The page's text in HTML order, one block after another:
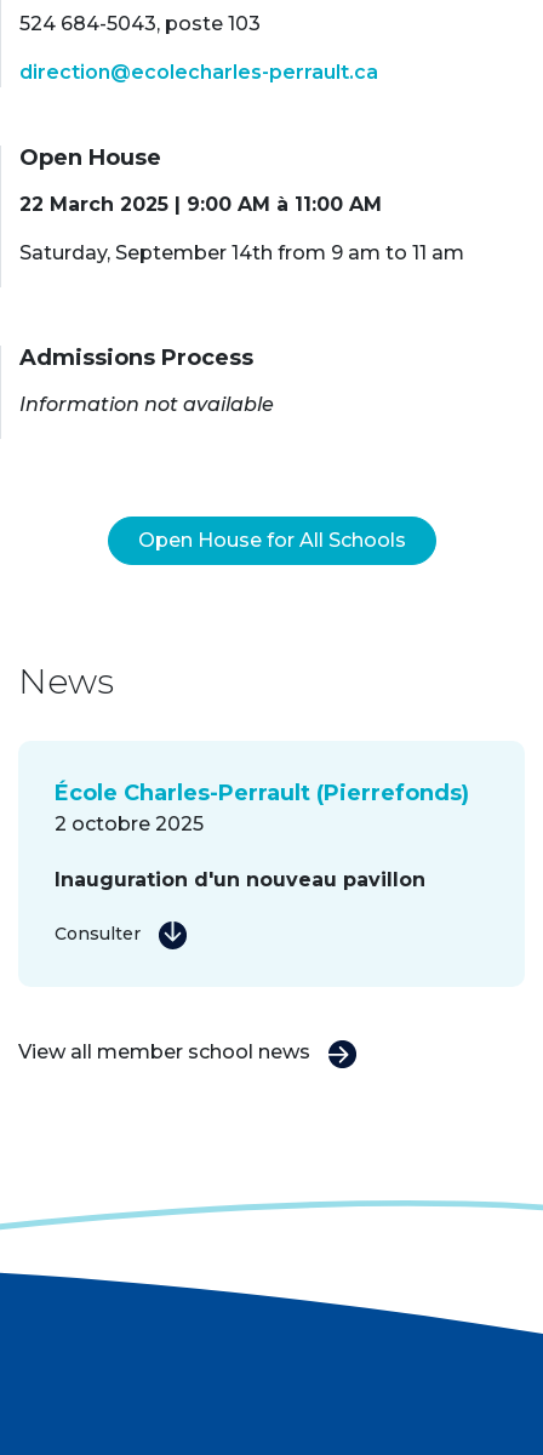
524 684-5043, poste 103
direction@ecolecharles-perrault.ca
Open House
22 March 2025 | 9:00 AM à 11:00 AM
Saturday, September 14th from 9 am to 11 am
Admissions Process
Information not available
Open House for All Schools
News
View all member school news
École Charles-Perrault (Pierrefonds)
2 octobre 2025
Inauguration d'un nouveau pavillon
Consulter